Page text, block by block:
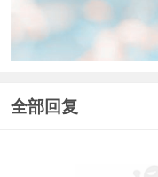
全部回复